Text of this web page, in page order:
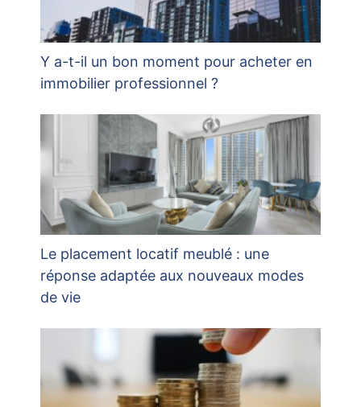
Y a-t-il un bon moment pour acheter en
immobilier professionnel ?
Le placement locatif meublé : une
réponse adaptée aux nouveaux modes
de vie